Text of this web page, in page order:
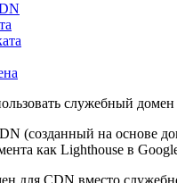
служебный
(созданный на основе
как Lighthouse в